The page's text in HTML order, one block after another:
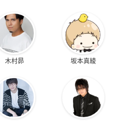
木村昴 坂本真綾